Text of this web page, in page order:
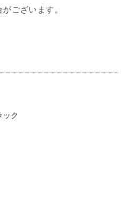
ございます。